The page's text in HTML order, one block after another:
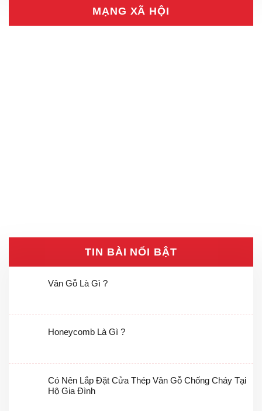
MẠNG XÃ HỘI
TIN BÀI NỔI BẬT
Vân Gỗ Là Gì ?
Honeycomb Là Gì ?
Có Nên Lắp Đặt Cửa Thép Vân Gỗ Chống Cháy Tại
Hộ Gia Đình